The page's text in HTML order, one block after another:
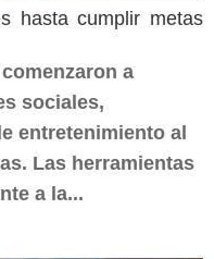
hasta cumplir metas
a
sociales,
entretenimiento al
Las herramientas
a la...